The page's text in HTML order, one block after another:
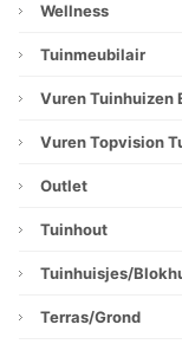
Wellness
Tuinmeubilair
Vuren Tuinhuizen
Vuren Topvision
Outlet
Tuinhout
Tuinhuisjes/
Terras/grond